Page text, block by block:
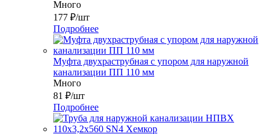
Много
177 ₽/шт
Подробнее
Муфта двухраструбная с упором для наружной
канализации ПП 110 мм
Много
81 ₽/шт
Подробнее